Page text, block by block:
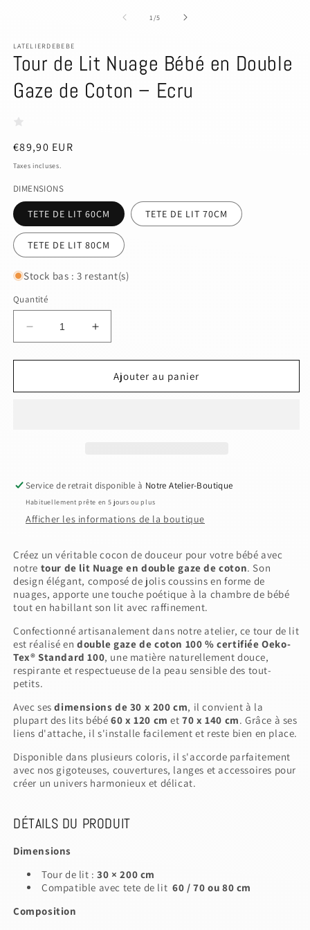
une
fenêtre
modale
1/de
5
LATELIERDEBEBE
Tour de Lit Nuage Bébé en Double
Gaze de Coton – Ecru
Prix
habituel
€89,90 EUR
Taxes incluses.
DIMENSIONS
TETE DE LIT 60CM TETE DE LIT 70CM
TETE DE LIT 80CM
Stock bas : 3 restant(s)
Quantité
Réduire
la
quantité
Tour
Gaze
de
Coton
Ecru
Augmenter
la
quantité
Tour
Gaze
de
Coton
Ecru
Ajouter au panier
Service de retrait disponible à Notre Atelier-Boutique
Habituellement prête en 5 jours ou plus
Afficher les informations de la boutique
Créez un véritable cocon de douceur pour votre bébé avec
notre tour de lit Nuage en double gaze de coton. Son
design élégant, composé de jolis coussins en forme de
nuages, apporte une touche poétique à la chambre de bébé
tout en habillant son lit avec raffinement.
Confectionné artisanalement dans notre atelier, ce tour de lit
est réalisé en double gaze de coton 100 % certifiée Oeko-
Tex® Standard 100, une matière naturellement douce,
respirante et respectueuse de la peau sensible des tout-
petits.
Avec sesdimensions de 30 x 200 cm, il convient à la
plupart des lits bébé60 x 120 cm et70 x 140 cm. Grâce à ses
liens d'attache, il s'installe facilement et reste bien en place.
Disponible dans plusieurs coloris, il s'accorde parfaitement
avec nos gigoteuses, couvertures, langes et accessoires pour
créer un univers harmonieux et délicat.
DÉTAILS DU PRODUIT
Dimensions
Tour de lit :30 × 200 cm
Compatible avec tete de lit60 / 70 ou 80 cm
Composition